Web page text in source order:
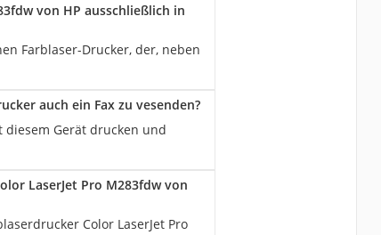
von HP ausschließlich in
Farblaser-Drucker, der, neben
auch ein Fax zu vesenden?
diesem Gerät drucken und
LaserJet Pro M283fdw von
Color LaserJet Pro